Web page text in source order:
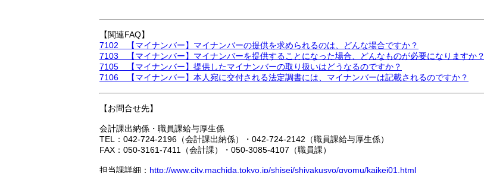
【関連FAQ】
7102 【マイナンバー】マイナンバーの提供を求められるのは、どんな場合ですか？
7103 【マイナンバー】マイナンバーを提供することになった場合、どんなものが必要になりますか？
7105 【マイナンバー】提供したマイナンバーの取り扱いはどうなるのですか？
7106 【マイナンバー】本人宛に交付される法定調書には、マイナンバーは記載されるのですか？
【お問合せ先】
会計課出納係・職員課給与厚生係
TEL：042-724-2196（会計課出納係）・042-724-2142（職員課給与厚生係）
FAX：050-3161-7411（会計課）・050-3085-4107（職員課）
担当課詳細： http://www.city.machida.tokyo.jp/shisei/shiyakusyo/gyomu/kaikei01.html